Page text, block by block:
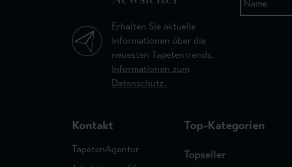
Erhalten Sie aktuelle
Informationen über die
neuesten Tapetentrends.
Informationen zum
Datenschutz.
Kontakt
TapetenAgentur
Top-Kategorien
Topseller